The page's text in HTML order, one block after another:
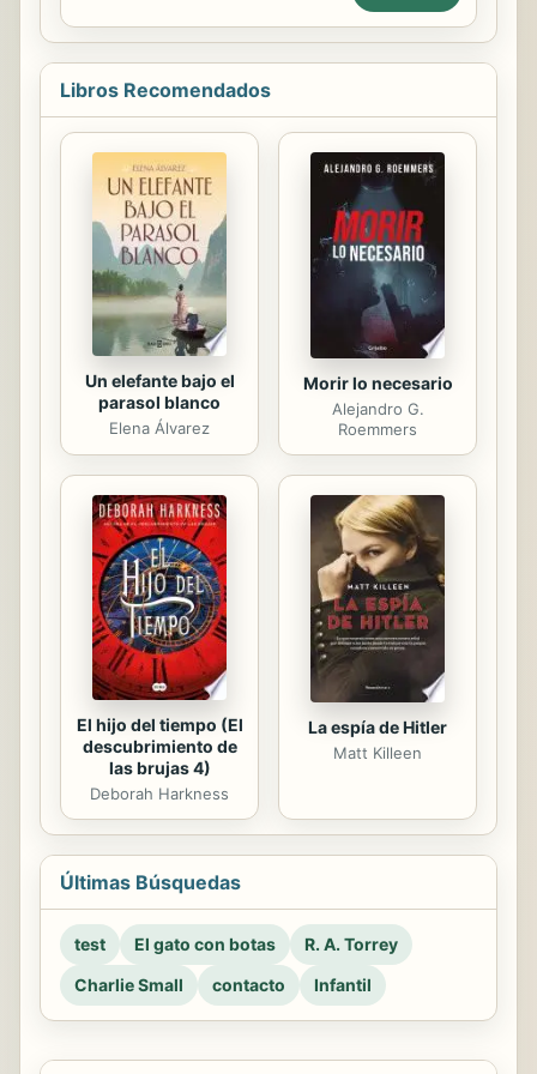
perfecta amante para él!
Barrera Tyzska, «Leonardo Padrón
sabe muy bien cómo convertir un
texto en un viaje, un libro en una
orgía, con una voz claramente
definida, llena de humor, dispuesta
siempre a dialogar con la
sentimentalidad latinoamericana,
decidida a pensar todo el tiempo en
el país [...] Estas crónicas son
personalísimas. Por eso mismo, son
literarias. En ellas respira toda la...
Libros Recomendados
Un elefante bajo el
parasol blanco
Elena Álvarez
Morir lo necesario
Alejandro G.
Roemmers
El hijo del tiempo (El
descubrimiento de
las brujas 4)
Deborah Harkness
La espía de Hitler
Matt Killeen
Últimas Búsquedas
test El gato con botas
R. A. Torrey
Charlie Small
contacto Infantil